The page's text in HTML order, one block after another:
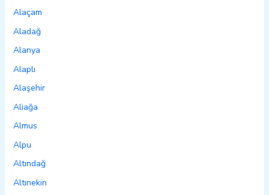
Alaçam
Aladağ
Alanya
Alaplı
Alaşehir
Aliağa
Almus
Alpu
Altındağ
Altınekin